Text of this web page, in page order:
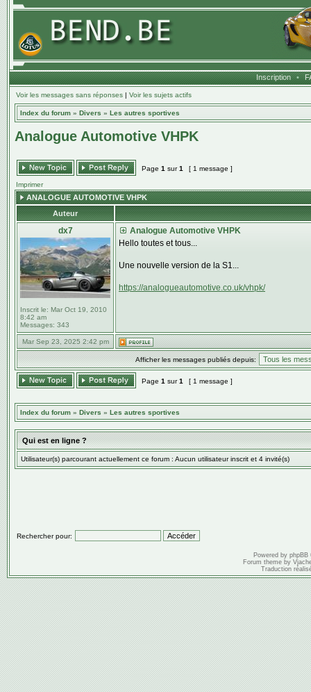
Inscription •
Voir les messages sans réponses | Voir les sujets actifs
Index du forum » Divers » Les autres sportives
Analogue Automotive VHPK
Page 1 sur1 [ 1 message ]
Imprimer
ANALOGUE AUTOMOTIVE VHPK
Auteur
dx7
Inscrit le: Mar Oct 19, 2010
8:42 am
Messages: 343
Analogue Automotive VHPK
Hello toutes et tous...
Une nouvelle version de la S1...
https://analogueautomotive.co.uk/vhpk/
Mar Sep 23, 2025 2:42 pm
Afficher les messages publiés depuis:
Page 1 sur1 [ 1 message ]
Index du forum » Divers » Les autres sportives
Qui est en ligne ?
Utilisateur(s) parcourant actuellement ce forum : Aucun utilisateur inscrit et 4 invité(s)
Rechercher pour:
Powered by phpBB
Forum theme by
Traduction